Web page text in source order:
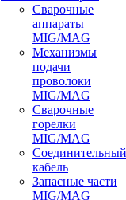
Сварочные
аппараты
MIG/MAG
Механизмы
подачи
проволоки
MIG/MAG
Сварочные
горелки
MIG/MAG
Соединительный
кабель
Запасные части
MIG/MAG